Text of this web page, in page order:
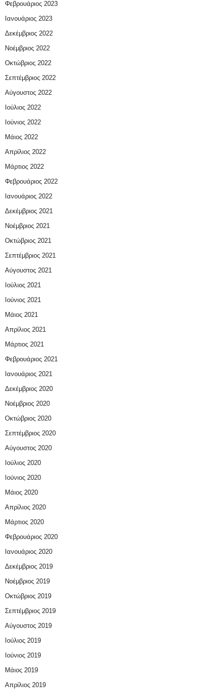
Φεβρουάριος 2023
Ιανουάριος 2023
Δεκέμβριος 2022
Νοέμβριος 2022
Οκτώβριος 2022
Σεπτέμβριος 2022
Αύγουστος 2022
Ιούλιος 2022
Ιούνιος 2022
Μάιος 2022
Απρίλιος 2022
Μάρτιος 2022
Φεβρουάριος 2022
Ιανουάριος 2022
Δεκέμβριος 2021
Νοέμβριος 2021
Οκτώβριος 2021
Σεπτέμβριος 2021
Αύγουστος 2021
Ιούλιος 2021
Ιούνιος 2021
Μάιος 2021
Απρίλιος 2021
Μάρτιος 2021
Φεβρουάριος 2021
Ιανουάριος 2021
Δεκέμβριος 2020
Νοέμβριος 2020
Οκτώβριος 2020
Σεπτέμβριος 2020
Αύγουστος 2020
Ιούλιος 2020
Ιούνιος 2020
Μάιος 2020
Απρίλιος 2020
Μάρτιος 2020
Φεβρουάριος 2020
Ιανουάριος 2020
Δεκέμβριος 2019
Νοέμβριος 2019
Οκτώβριος 2019
Σεπτέμβριος 2019
Αύγουστος 2019
Ιούλιος 2019
Ιούνιος 2019
Μάιος 2019
Απρίλιος 2019